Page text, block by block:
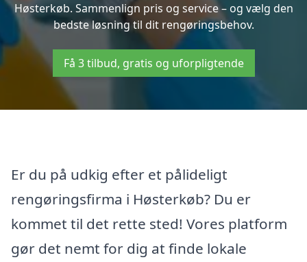
Høsterkøb. Sammenlign pris og service – og vælg den
bedste løsning til dit rengøringsbehov.
Få 3 tilbud, gratis og uforpligtende
Er du på udkig efter et pålideligt
rengøringsfirma i Høsterkøb? Du er
kommet til det rette sted! Vores platform
gør det nemt for dig at finde lokale